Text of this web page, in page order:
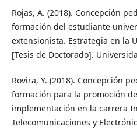
Rojas, A. (2018). Concepción
formación del estudiante
extensionista. Estrategia en la
[Tesis de Doctorado].
Rovira, Y. (2018). Concepción
formación para la promoción
implementación en la carrera
Telecomunicaciones y